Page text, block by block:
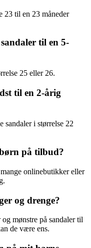
23 til en 23 måneder
til en 5-
25 eller 26.
til en 2-årig
sandaler i størrelse 22
på tilbud?
onlinebutikker eller
og drenge?
mønstre på sandaler til
de være ens.